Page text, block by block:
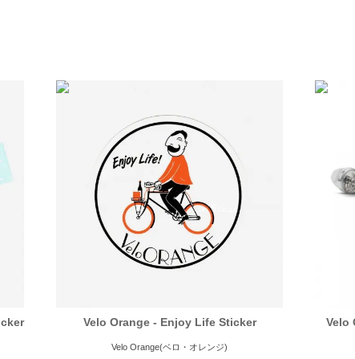
Velo Orange - Enjoy Life Sticker
Velo Orange(ベロ・オレンジ)
Velo